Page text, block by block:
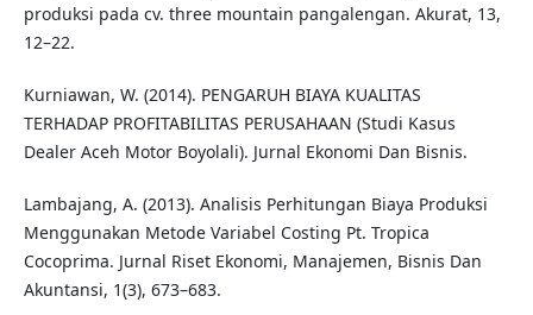
produksi pada cv. three mountain pangalengan. Akurat, 13,
12–22.
Kurniawan, W. (2014). PENGARUH BIAYA KUALITAS
TERHADAP PROFITABILITAS PERUSAHAAN (Studi Kasus
Dealer Aceh Motor Boyolali). Jurnal Ekonomi Dan Bisnis.
Lambajang, A. (2013). Analisis Perhitungan Biaya Produksi
Menggunakan Metode Variabel Costing Pt. Tropica
Cocoprima. Jurnal Riset Ekonomi, Manajemen, Bisnis Dan
Akuntansi, 1(3), 673–683.